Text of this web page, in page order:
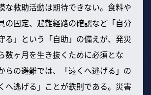
な救助活動は期待できない。食料や
の固定、避難経路の確認など「自分
る」という「自助」の備えが、発災
数ヶ月を生き抜くために必須とな
らの避難では、「遠くへ逃げる」の
へ逃げる」ことが鉄則である。災害